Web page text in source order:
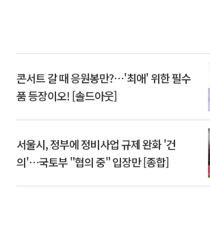
콘서트 갈 때 응원봉만?⋯'최애' 위한 필수
품 등장이오! [솔드아웃]
서울시, 정부에 정비사업 규제 완화 '건
의'⋯국토부 "협의 중" 입장만 [종합]